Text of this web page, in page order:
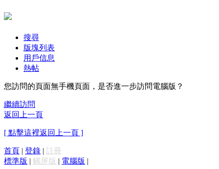
搜尋
版塊列表
用戶信息
熱帖
您訪問的頁面無手機頁面，是否進一步訪問電腦版？
繼續訪問
返回上一頁
[ 點擊這裡返回上一頁 ]
首頁 | 登錄 | 註冊
標準版 | 觸屏版 | 電腦版 |